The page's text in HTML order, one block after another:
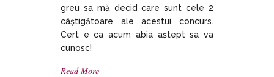
greu sa mă decid care sunt cele 2
câștigătoare ale acestui concurs.
Cert e ca acum abia aștept sa va
cunosc!
Read More